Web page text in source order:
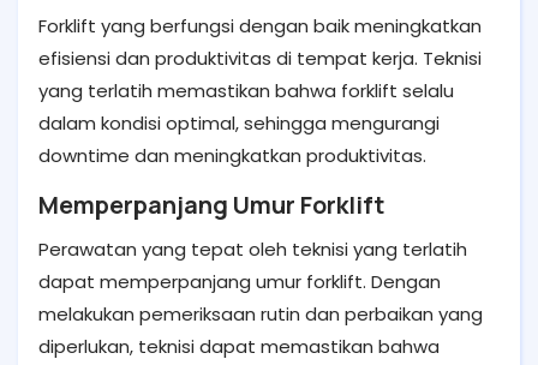
Forklift yang berfungsi dengan baik meningkatkan
efisiensi dan produktivitas di tempat kerja. Teknisi
yang terlatih memastikan bahwa forklift selalu
dalam kondisi optimal, sehingga mengurangi
downtime dan meningkatkan produktivitas.
Memperpanjang Umur Forklift
Perawatan yang tepat oleh teknisi yang terlatih
dapat memperpanjang umur forklift. Dengan
melakukan pemeriksaan rutin dan perbaikan yang
diperlukan, teknisi dapat memastikan bahwa